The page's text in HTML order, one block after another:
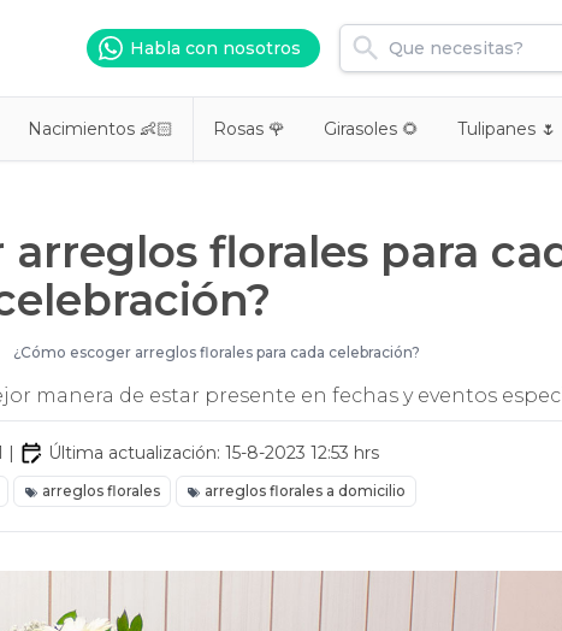
Habla con nosotros
Nacimientos 👶🏻 Rosas 🌹 Girasoles 🌻 Tulipanes 🌷
arreglos florales para
¿Cómo escoger arreglos florales para cada celebración?
manera de estar presente en fechas y eventos
| Última actualización: 15-8-2023 12:53 hrs
arreglos florales arreglos florales a domicilio